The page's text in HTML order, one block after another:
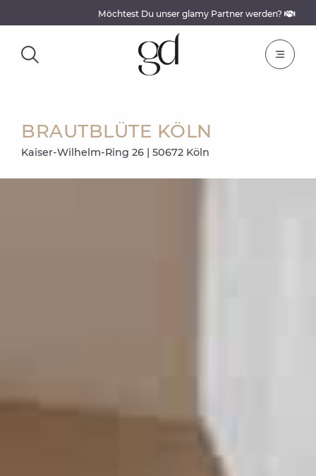
Möchtest Du unser glamy Partner werden?
BRAUTBLÜTE KÖLN
Kaiser-Wilhelm-Ring 26 | 50672 Köln